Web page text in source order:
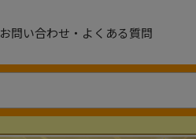
お問い合わせ・よくある質問